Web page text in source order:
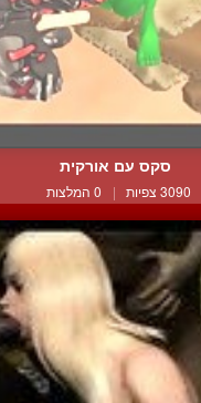
סקס עם אורקית
3090 צפיות | 0 המלצות